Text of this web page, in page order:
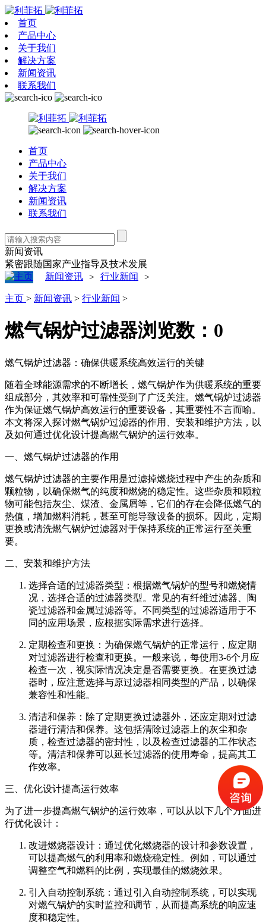
首页
产品中心
关于我们
解决方案
新闻资讯
联系我们
首页
产品中心
关于我们
解决方案
新闻资讯
联系我们
新闻资讯
紧密跟随国家产业指导及技术发展
新闻资讯 > 行业新闻 >
主页 > 新闻资讯 > 行业新闻 >
燃气锅炉过滤器浏览数： 0
燃气锅炉过滤器：确保供暖系统高效运行的关键
随着全球能源需求的不断增长，燃气锅炉作为供暖系统的重要
组成部分，其效率和可靠性受到了广泛关注。燃气锅炉过滤器
作为保证燃气锅炉高效运行的重要设备，其重要性不言而喻。
本文将深入探讨燃气锅炉过滤器的作用、安装和维护方法，以
及如何通过优化设计提高燃气锅炉的运行效率。
一、燃气锅炉过滤器的作用
燃气锅炉过滤器的主要作用是过滤掉燃烧过程中产生的杂质和
颗粒物，以确保燃气的纯度和燃烧的稳定性。这些杂质和颗粒
物可能包括灰尘、煤渣、金属屑等，它们的存在会降低燃气的
热值，增加燃料消耗，甚至可能导致设备的损坏。因此，定期
更换或清洗燃气锅炉过滤器对于保持系统的正常运行至关重
要。
二、安装和维护方法
选择合适的过滤器类型：根据燃气锅炉的型号和燃烧情
况，选择合适的过滤器类型。常见的有纤维过滤器、陶
瓷过滤器和金属过滤器等。不同类型的过滤器适用于不
同的应用场景，应根据实际需求进行选择。
定期检查和更换：为确保燃气锅炉的正常运行，应定期
对过滤器进行检查和更换。一般来说，每使用3-6个月应
检查一次，视实际情况决定是否需要更换。在更换过滤
器时，应注意选择与原过滤器相同类型的产品，以确保
兼容性和性能。
清洁和保养：除了定期更换过滤器外，还应定期对过滤
器进行清洁和保养。这包括清除过滤器上的灰尘和杂
质，检查过滤器的密封性，以及检查过滤器的工作状态
等。清洁和保养可以延长过滤器的使用寿命，提高其工
作效率。
三、优化设计提高运行效率
为了进一步提高燃气锅炉的运行效率，可以从以下几个方面进
行优化设计：
改进燃烧器设计：通过优化燃烧器的设计和参数设置，
可以提高燃气的利用率和燃烧稳定性。例如，可以通过
调整空气和燃料的比例，实现最佳的燃烧效果。
引入自动控制系统：通过引入自动控制系统，可以实现
对燃气锅炉的实时监控和调节，从而提高系统的响应速
度和稳定性。